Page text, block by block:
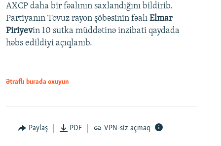
AXCP daha bir fəalının saxlandığını bildirib.
Partiyanın Tovuz rayon şöbəsinin fəalı Elmar
Piriyevin 10 sutka müddətinə inzibati qaydada
həbs edildiyi açıqlanıb.
Ətraflı burada oxuyun
Paylaş PDF VPN-siz açmaq